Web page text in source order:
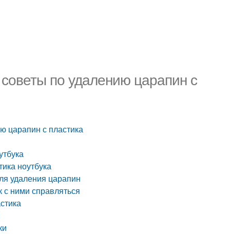
советы по удалению царапин с
царапин с пластика
ноутбука
удаления царапин
с ними справляться